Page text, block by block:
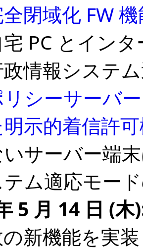
閉域化 FW
宅 PC とイン
情報システ
シーサーバ
示的着信許
サーバー端
テム適応モー
5 月 14 日 (
新機能を実